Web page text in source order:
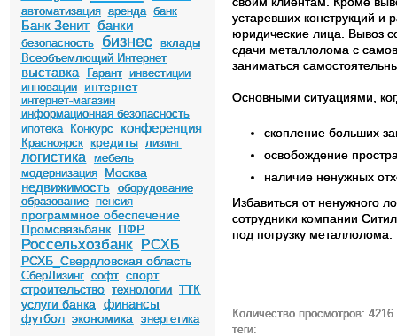
автоматизация аренда банк
Банк Зенит банки
безопасность бизнес
вклады
Всеобъемлющий Интернет
выставка Гарант инвестиции
инновации
интернет
интернет-магазин
информационная безопасность
ипотека
Конкурс конференция
Красноярск кредиты лизинг
логистика
мебель
модернизация
Москва
недвижимость оборудование
образование пенсия
программное обеспечение
Промсвязьбанк ПФР
Россельхозбанк РСХБ
РСХБ_Свердловская область
СберЛизинг софт спорт
строительство технологии ТТК
услуги банка финансы
футбол экономика энергетика
устаревших конструкций и
юридические лица. Вывоз
сдачи металлолома с
заниматься
Основными ситуациями,
скопление больших
освобождение
наличие ненужных
Избавиться от ненужного
сотрудники компании
под погрузку
Количество просмотров: 4216
теги: